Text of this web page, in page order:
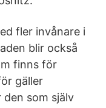
fler invånare i
blir också
finns för
gäller
som själv